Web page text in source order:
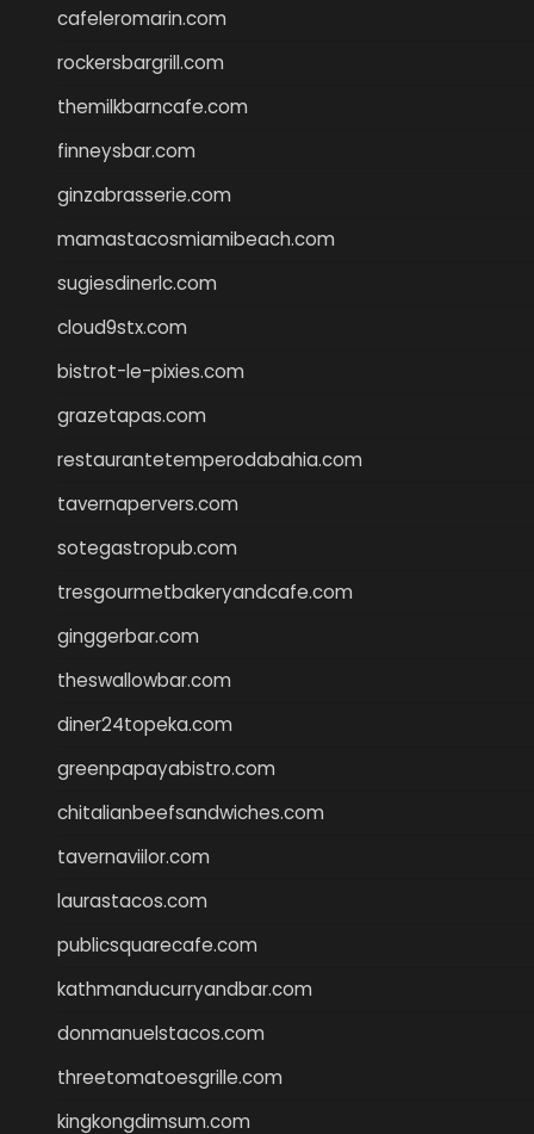
cafeleromarin.com
rockersbargrill.com
themilkbarncafe.com
finneysbar.com
ginzabrasserie.com
mamastacosmiamibeach.com
sugiesdinerlc.com
cloud9stx.com
bistrot-le-pixies.com
grazetapas.com
restaurantetemperodabahia.com
tavernapervers.com
sotegastropub.com
tresgourmetbakeryandcafe.com
ginggerbar.com
theswallowbar.com
diner24topeka.com
greenpapayabistro.com
chitalianbeefsandwiches.com
tavernaviilor.com
laurastacos.com
publicsquarecafe.com
kathmanducurryandbar.com
donmanuelstacos.com
threetomatoesgrille.com
kingkongdimsum.com